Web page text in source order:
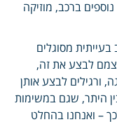
ברכב, מוזיקה
מסוגלים
לבצע את זה,
ורגילים לבצע אותן
היתר, שגם במשימות
– ואנחנו בהחלט